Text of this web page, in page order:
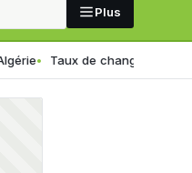
Plus
Taux de change en Algérie :